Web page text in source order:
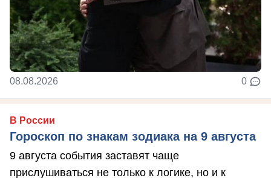
08.08.2026 0
В России
Гороскоп по знакам зодиака на 9 августа
9 августа события заставят чаще
прислушиваться не только к логике, но и к